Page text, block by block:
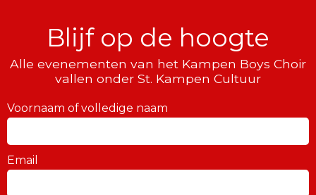
Blijf op de hoogte
Alle evenementen van het Kampen Boys Choir
vallen onder St. Kampen Cultuur
Voornaam of volledige naam
Email